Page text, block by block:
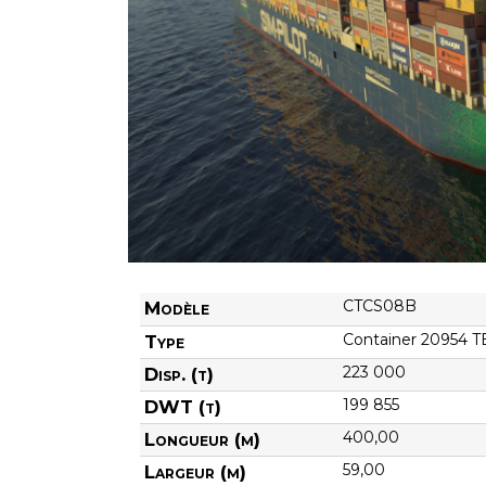
Modèle CTCS08B
Type Container 20954
Disp. (t) 223 000
DWT (t) 199 855
Longueur (m) 400,00
Largeur (m) 59,00